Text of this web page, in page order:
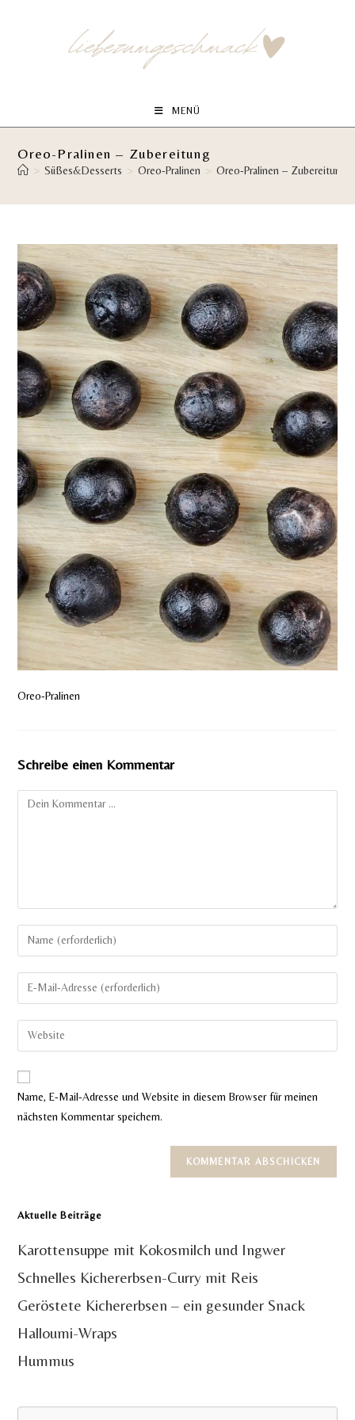
MENÜ
Oreo-Pralinen – Zubereitung
> Süßes&Desserts > Oreo-Pralinen > Oreo-Pralinen – Zubereitung
Oreo-Pralinen
Schreibe einen Kommentar
Kommentar
Gib
deinen
Namen
oder
zum
Kommentieren
ein
Gib
deine
E-
Mail-
zum
Kommentieren
ein
Gib
deine
Website-
Name, E-Mail-Adresse und Website in diesem Browser für meinen
nächsten Kommentar speichern.
Aktuelle Beiträge
Karottensuppe mit Kokosmilch und Ingwer
Schnelles Kichererbsen-Curry mit Reis
Geröstete Kichererbsen – ein gesunder Snack
Halloumi-Wraps
Hummus